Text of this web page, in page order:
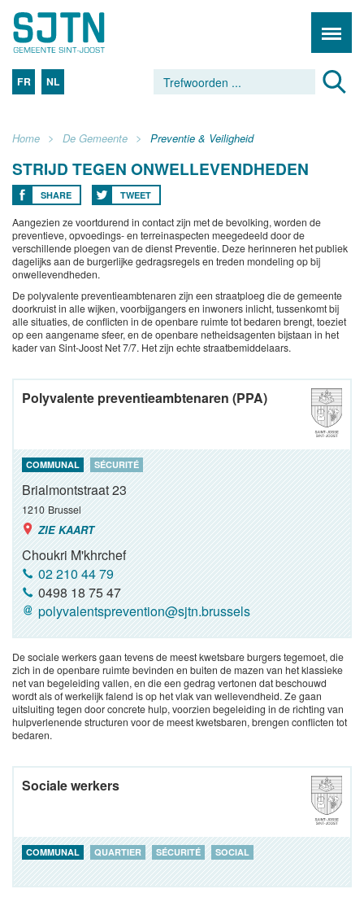
FR NL
Home De Gemeente Preventie & Veiligheid
STRIJD TEGEN ONWELLEVENDHEDEN
SHARE TWEET
Aangezien ze voortdurend in contact zijn met de bevolking, worden de
preventieve, opvoedings- en terreinaspecten meegedeeld door de
verschillende ploegen van de dienst Preventie. Deze herinneren het publiek
dagelijks aan de burgerlijke gedragsregels en treden mondeling op bij
onwellevendheden.
De polyvalente preventieambtenaren zijn een straatploeg die de gemeente
doorkruist in alle wijken, voorbijgangers en inwoners inlicht, tussenkomt bij
alle situaties, de conflicten in de openbare ruimte tot bedaren brengt, toeziet
op een aangename sfeer, en de openbare netheidsagenten bijstaan in het
kader van Sint-Joost Net 7/7. Het zijn echte straatbemiddelaars.
Polyvalente preventieambtenaren (PPA)
COMMUNAL SÉCURITÉ
Brialmontstraat 23
1210 Brussel
ZIE KAART
Choukri M'khrchef
02 210 44 79
0498 18 75 47
polyvalentsprevention@sjtn.brussels
De sociale werkers gaan tevens de meest kwetsbare burgers tegemoet, die
zich in de openbare ruimte bevinden en buiten de mazen van het klassieke
net van begeleiding vallen, en die een gedrag vertonen dat beschouwd
wordt als of werkelijk falend is op het vlak van wellevendheid. Ze gaan
uitsluiting tegen door concrete hulp, voorzien begeleiding in de richting van
hulpverlenende structuren voor de meest kwetsbaren, brengen conflicten tot
bedaren.
Sociale werkers
COMMUNAL QUARTIER SÉCURITÉ SOCIAL